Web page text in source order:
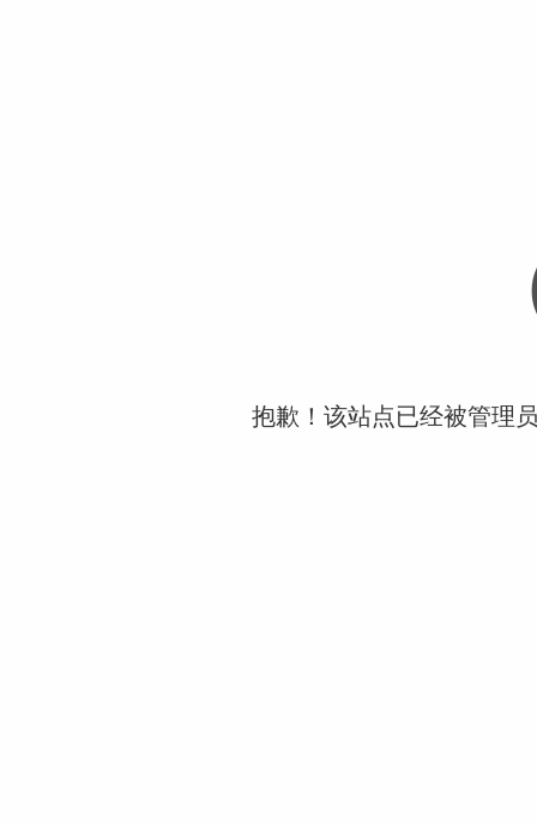
抱歉！该站点已经被管理